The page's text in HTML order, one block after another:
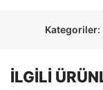
Kategoriler:
İLGILI